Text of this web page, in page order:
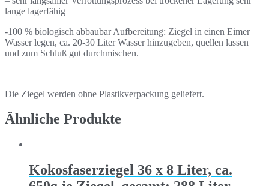
lange lagerfähig
-100 % biologisch abbaubar Aufbereitung: Ziegel in einen Eimer
Wasser legen, ca. 20-30 Liter Wasser hinzugeben, quellen lassen
und zum Schluß gut durchmischen.
Die Ziegel werden ohne Plastikverpackung geliefert.
Ähnliche Produkte
Kokosfaserziegel 36 x 8 Liter, ca.